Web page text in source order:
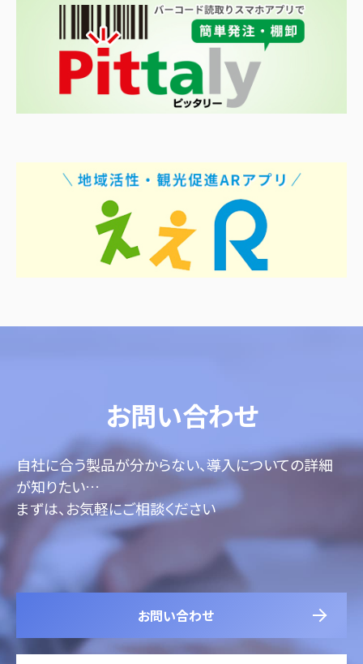
お問い合わせ
自社に合う製品が分からない、導入についての詳細
が知りたい…
まずは、お気軽にご相談ください
お問い合わせ